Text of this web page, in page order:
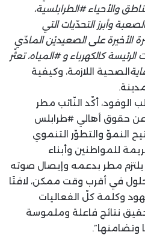
والأحياء #الطرابلسية،
وأبرز التحدّيات التي
الأخيرة على الصعيديْن المادّي
كالكهرباء و #المياه، تعثّر
الصحية اللازمة، وكيفية
الوفود، أكّد النّائب مطر
عن حقوق أهالي #طرابلس
النموّ والتطوّر التنموي
للمواطنين وأبناء
يلتزم مطر بدعمه وإيصال صوته
في أقرب وقت ممكن، لافتًا
وكلمة كلّ الفعاليات
نتائج فاعلة وملموسة
وتضامنها”.